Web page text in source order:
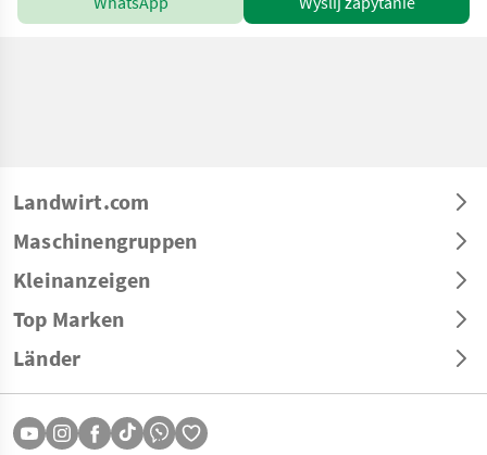
Landwirt.com
Maschinengruppen
Kleinanzeigen
Top Marken
Länder